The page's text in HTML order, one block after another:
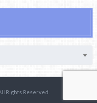
Rights Reserved.